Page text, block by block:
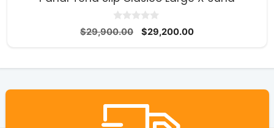
0
d
$29,900.00
El
era:
$29,200.00El
es: